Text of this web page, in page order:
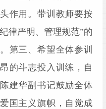
作用。带训教师要按
律严明、管理规范”的
第三、希望全体参训
的斗志投入训练，自
建华副书记鼓励全体
国主义旗帜，自觉成